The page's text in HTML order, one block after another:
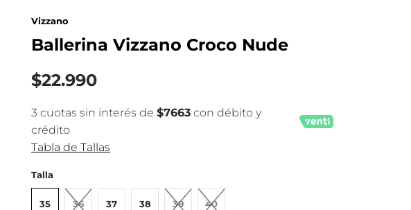
Vizzano
Ballerina Vizzano Croco Nude
$22.990
3 cuotas sin interés de $7663 con débito y
crédito
Tabla de Tallas
Talla
35 36 37 38 39 40